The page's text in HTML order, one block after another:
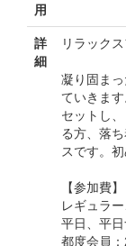
用
詳
細
リラック
凝り固ま
ていきま
セットし
る方、落
スです。
【参加費】
レギュラ
平日、平
都度会員：